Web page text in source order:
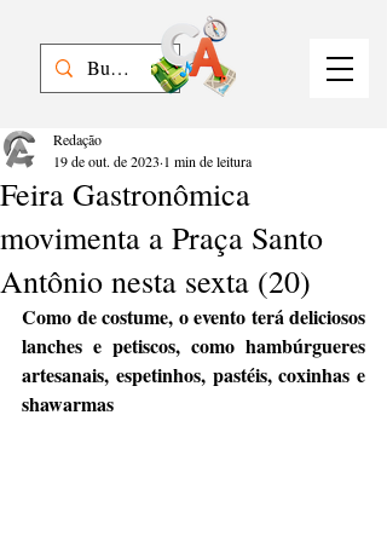
Feira Gastronômica
movimenta a Praça Santo
Antônio nesta sexta (20)
Redação
19 de out. de 2023 1 min de leitura
Como de costume, o evento terá deliciosos
lanches e petiscos, como hambúrgueres
artesanais, espetinhos, pastéis, coxinhas e
shawarmas